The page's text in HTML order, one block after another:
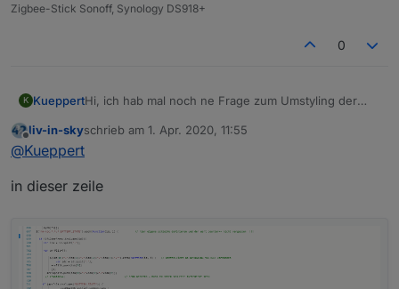
Zigbee-Stick Sonoff, Synology DS918+
0
K KueppertHi, ich hab mal noch ne Frage zum Umstyling der
verändern? Hab den Hintergrund auf meine VIS
Bestimmt simpel - für jemanden der weiß, wo es
steht ^^
Offline
liv-in-skyschrieb am 1. Apr. 2020, 11:55
zuletzt editiert von
@Kueppert
in dieser zeile